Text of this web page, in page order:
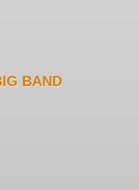
BAND